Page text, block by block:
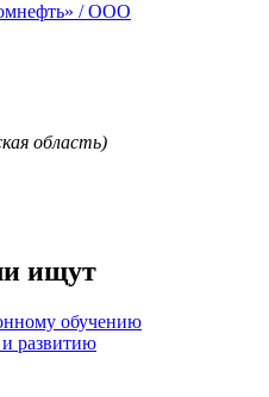
/ ООО
область)
ищут
обучению
развитию